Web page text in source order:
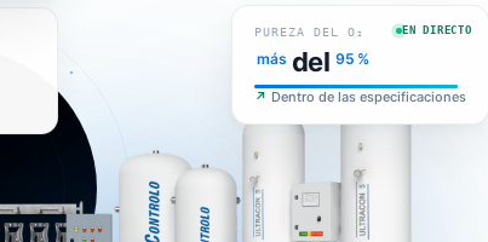
EN DIRECTO
PUREZA DEL O₂
más del 95 %
↗ Dentro de las especificaciones